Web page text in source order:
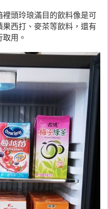
裡頭玲琅滿目的飲料像是可
西打、麥茶等飲料，還有
用。